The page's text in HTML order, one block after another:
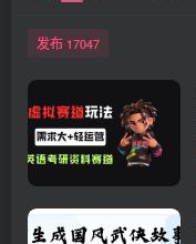
发布 17047